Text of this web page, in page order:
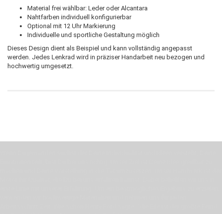
Material frei wählbar: Leder oder Alcantara
Nahtfarben individuell konfigurierbar
Optional mit 12 Uhr Markierung
Individuelle und sportliche Gestaltung möglich
Dieses Design dient als Beispiel und kann vollständig angepasst
werden. Jedes Lenkrad wird in präziser Handarbeit neu bezogen und
hochwertig umgesetzt.